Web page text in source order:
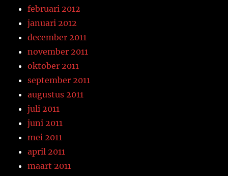
februari 2012
januari 2012
december 2011
november 2011
oktober 2011
september 2011
augustus 2011
juli 2011
juni 2011
mei 2011
april 2011
maart 2011